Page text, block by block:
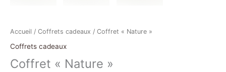
Accueil / Coffrets cadeaux / Coffret « Nature »
Coffrets cadeaux
Coffret « Nature »